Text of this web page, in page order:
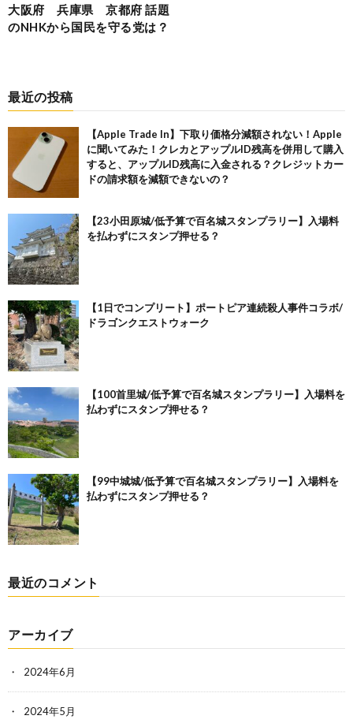
大阪府 兵庫県 京都府 話題
のNHKから国民を守る党は？
最近の投稿
【Apple Trade In】下取り価格分減額されない！Apple
に聞いてみた！クレカとアップルID残高を併用して購入
すると、アップルID残高に入金される？クレジットカー
ドの請求額を減額できないの？
【23小田原城/低予算で百名城スタンプラリー】入場料
を払わずにスタンプ押せる？
【1日でコンプリート】ポートピア連続殺人事件コラボ/
ドラゴンクエストウォーク
【100首里城/低予算で百名城スタンプラリー】入場料を
払わずにスタンプ押せる？
【99中城城/低予算で百名城スタンプラリー】入場料を
払わずにスタンプ押せる？
最近のコメント
アーカイブ
2024年6月
2024年5月